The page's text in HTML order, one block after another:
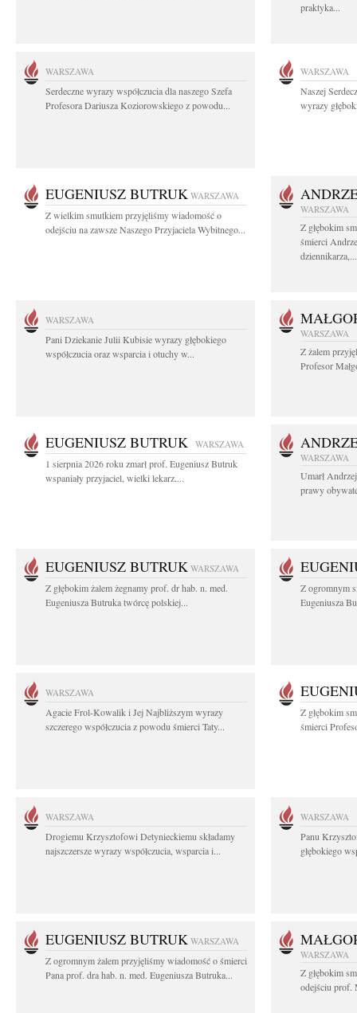
praktyka...
WARSZAWA
Serdeczne wyrazy współczucia dla naszego Szefa
Profesora Dariusza Koziorowskiego z powodu...
WARSZAWA
Naszej
wyrazy
EUGENIUSZ BUTRUK WARSZAWA
Z wielkim smutkiem przyjęliśmy wiadomość o
odejściu na zawsze Naszego Przyjaciela Wybitnego...
WARSZAWA
Z głębokim
śmierci
dziennikarza,...
WARSZAWA
Pani Dziekanie Julii Kubisie wyrazy głębokiego
współczucia oraz wsparcia i otuchy w...
WARSZAWA
Z żalem
Profesor
EUGENIUSZ BUTRUK WARSZAWA
1 sierpnia 2026 roku zmarł prof. Eugeniusz Butruk
wspaniały przyjaciel, wielki lekarz....
WARSZAWA
Umarł
prawy
EUGENIUSZ BUTRUK WARSZAWA
Z głębokim żalem żegnamy prof. dr hab. n. med.
Eugeniusza Butruka twórcę polskiej...
Z ogromnym
Eugeniusza
WARSZAWA
Agacie Frol-Kowalik i Jej Najbliższym wyrazy
szczerego współczucia z powodu śmierci Taty...
Z głębokim
śmierci
WARSZAWA
Drogiemu Krzysztofowi Detynieckiemu składamy
najszczersze wyrazy współczucia, wsparcia i...
WARSZAWA
Panu
głębokiego
EUGENIUSZ BUTRUK WARSZAWA
Z ogromnym żalem przyjęliśmy wiadomość o śmierci
Pana prof. dra hab. n. med. Eugeniusza Butruka...
WARSZAWA
Z głębokim
odejściu prof.